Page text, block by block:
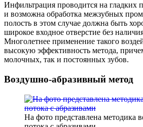
Инфильтрация проводится на гладких
и возможна обработка межзубных
полость в этом случае должна быть
широкое входное отверстие без
Многолетнее применение такого
высокую эффективность метода,
молочных, так и постоянных зубов.
Воздушно-абразивный метод
На фото представлена методика